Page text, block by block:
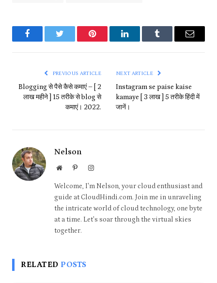
FacebookTwitter Pinterest LinkedInTumblr Email
PREVIOUS ARTICLE
Blogging से पैसे कैसे कमाएं – [ 2
लाख महीने ] 15 तरीके से blog से
कमाएं। 2022.
NEXT ARTICLE
Instagram se paise kaise
kamaye [ 3 लाख ] 5 तरीके हिंदी में
जानें।
Nelson
WebsitePinterestInstagram
Welcome, I'm Nelson, your cloud enthusiast and
guide at CloudHindi.com. Join me in unraveling
the intricate world of cloud technology, one byte
at a time. Let's soar through the virtual skies
together.
RELATED POSTS